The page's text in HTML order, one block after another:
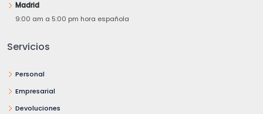
Madrid
9:00 am a 5:00 pm hora española
Servicios
Personal
Empresarial
Devoluciones